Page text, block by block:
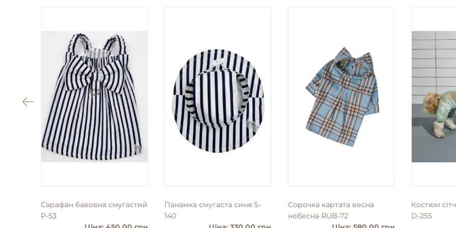
Сарафан бавовна смугастий
P-53
Панамка смугаста синя S-
140
Сорочка картата весна
небесна RUB-72
Костюм
D-255